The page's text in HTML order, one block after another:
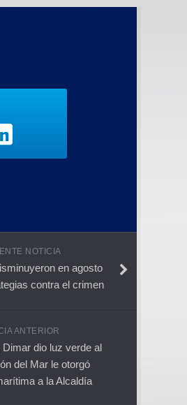
NOTICIA
en agosto
contra el crimen
ANTERIOR
Dimar dio luz verde al
del Mar le otorgó
a la Alcaldía